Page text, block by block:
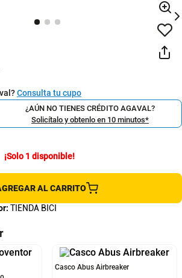
Consulta tu cupo
¿AÚN NO TIENES CRÉDITO AGAVAL?
Solicítalo y obtenlo en 10 minutos*
¡Solo 1 disponible!
AL CARRITO
TIENDA BICI